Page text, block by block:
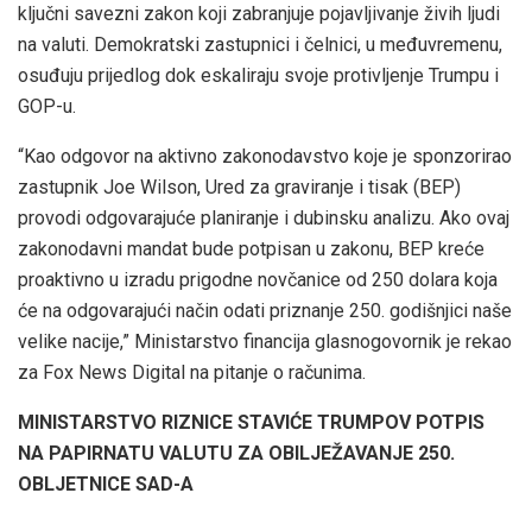
ključni savezni zakon koji zabranjuje pojavljivanje živih ljudi
na valuti. Demokratski zastupnici i čelnici, u međuvremenu,
osuđuju prijedlog dok eskaliraju svoje protivljenje Trumpu i
GOP-u.
“Kao odgovor na aktivno zakonodavstvo koje je sponzorirao
zastupnik Joe Wilson, Ured za graviranje i tisak (BEP)
provodi odgovarajuće planiranje i dubinsku analizu. Ako ovaj
zakonodavni mandat bude potpisan u zakonu, BEP kreće
proaktivno u izradu prigodne novčanice od 250 dolara koja
će na odgovarajući način odati priznanje 250. godišnjici naše
velike nacije,” Ministarstvo financija glasnogovornik je rekao
za Fox News Digital na pitanje o računima.
MINISTARSTVO RIZNICE STAVIĆE TRUMPOV POTPIS
NA PAPIRNATU VALUTU ZA OBILJEŽAVANJE 250.
OBLJETNICE SAD-A